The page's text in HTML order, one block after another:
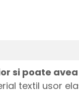
si poate avea
textil usor